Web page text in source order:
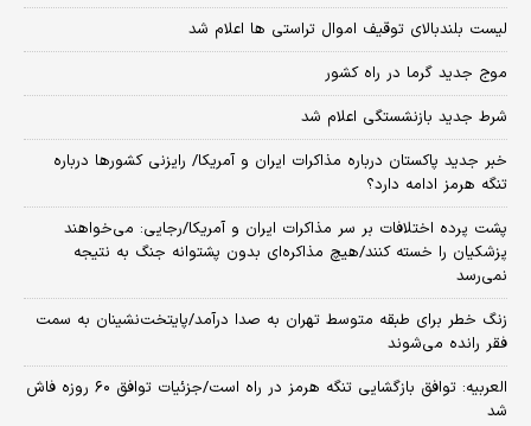
لیست بلندبالای توقیف اموال تراستی ها اعلام شد
موج جدید گرما در راه کشور
شرط جدید بازنشستگی اعلام شد
خبر جدید پاکستان درباره مذاکرات ایران و آمریکا/ رایزنی کشورها درباره
تنگه هرمز ادامه دارد؟
پشت پرده اختلافات بر سر مذاکرات ایران و آمریکا/رجایی: می‌خواهند
پزشکیان را خسته کنند/هیچ مذاکره‌ای بدون پشتوانه جنگ به نتیجه
نمی‌رسد
زنگ خطر برای طبقه متوسط تهران به صدا درآمد/پایتخت‌نشینان به سمت
فقر رانده می‌شوند
العربیه: توافق بازگشایی تنگه هرمز در راه است/جزئیات توافق ۶۰ روزه فاش
شد